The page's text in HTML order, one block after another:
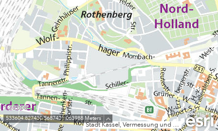
Stadt Kassel, Vermessung und Geoinformation
1:20,000
533604.827430 5687421.063988 Meters